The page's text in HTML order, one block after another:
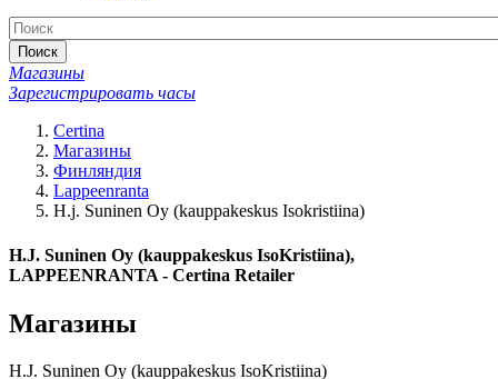
Поиск
Магазины
Зарегистрировать часы
Certina
Магазины
Финляндия
Lappeenranta
H.j. Suninen Oy (kauppakeskus Isokristiina)
H.J. Suninen Oy (kauppakeskus IsoKristiina),
LAPPEENRANTA - Certina Retailer
Магазины
H.J. Suninen Oy (kauppakeskus IsoKristiina)